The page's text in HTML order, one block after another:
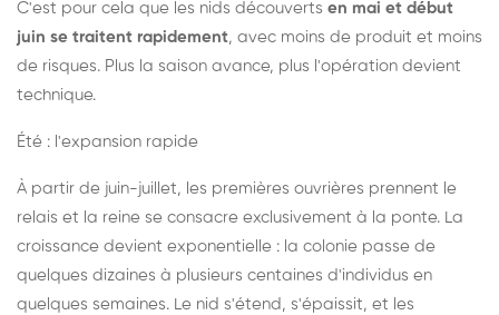
C'est pour cela que les nids découverts en mai et début
juin se traitent rapidement, avec moins de produit et moins
de risques. Plus la saison avance, plus l'opération devient
technique.
Été : l'expansion rapide
À partir de juin-juillet, les premières ouvrières prennent le
relais et la reine se consacre exclusivement à la ponte. La
croissance devient exponentielle : la colonie passe de
quelques dizaines à plusieurs centaines d'individus en
quelques semaines. Le nid s'étend, s'épaissit, et les